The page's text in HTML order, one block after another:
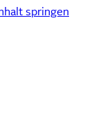
springen